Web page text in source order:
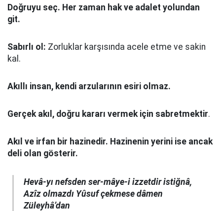
Doğruyu seç. Her zaman hak ve adalet yolundan
git.
Sabırlı ol: Zorluklar karşısında acele etme ve sakin
kal.
Akıllı insan, kendi arzularının esiri olmaz.
Gerçek akıl, doğru kararı vermek için sabretmektir.
Akıl ve irfan bir hazinedir. Hazinenin yerini ise ancak
deli olan gösterir.
Hevâ-yı nefsden ser-mâye-i izzetdir istiğnâ,
Azîz olmazdı Yûsuf çekmese dâmen
Züleyhâ’dan